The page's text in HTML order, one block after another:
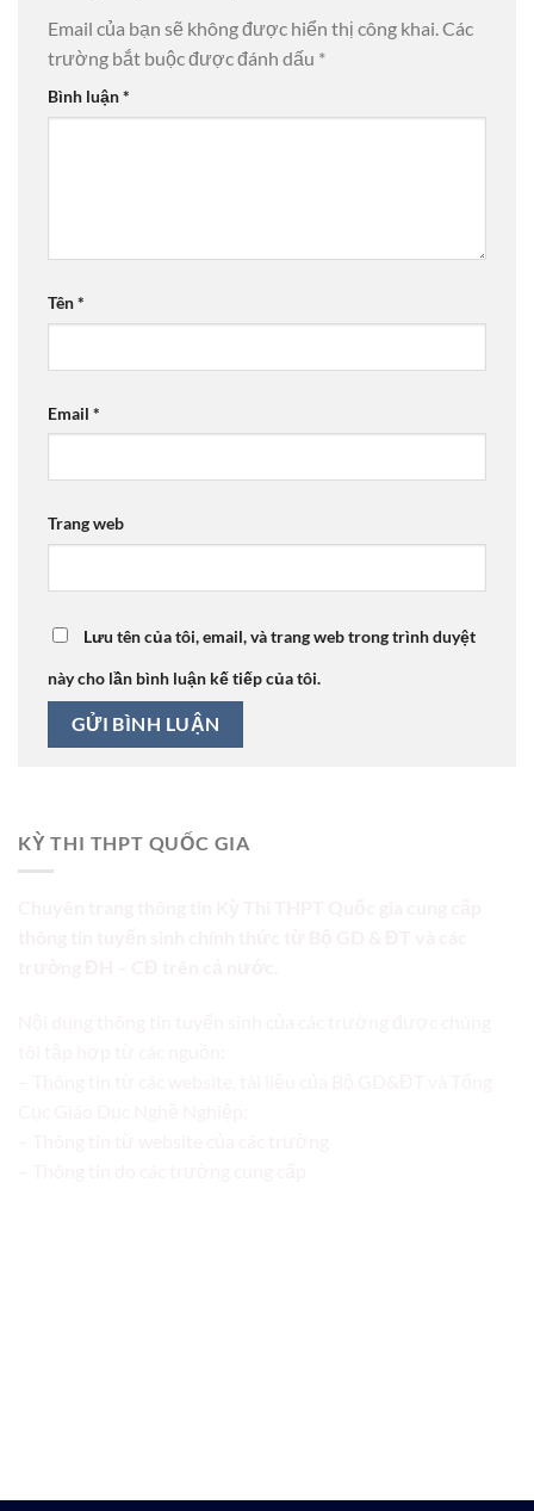
Email của bạn sẽ không được hiển thị công khai.Các
trường bắt buộc được đánh dấu *
Bình luận*
Tên*
Email *
Trang web
Lưu tên của tôi, email, và trang web trong trình duyệt
này cho lần bình luận kế tiếp của tôi.
KỲ THI THPT QUỐC GIA